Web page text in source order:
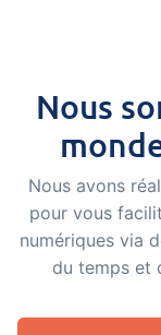
Nous
Nous avons
pour vous
numériques via
du temps et